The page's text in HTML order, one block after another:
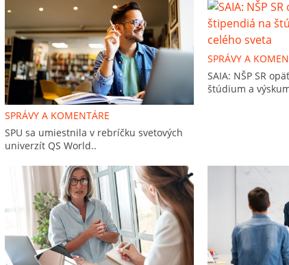
SPRÁVY A KOMENTÁRE
SPU sa umiestnila v rebríčku svetových
univerzít QS World..
SPRÁVY A
SAIA: NŠP SR
štúdium a